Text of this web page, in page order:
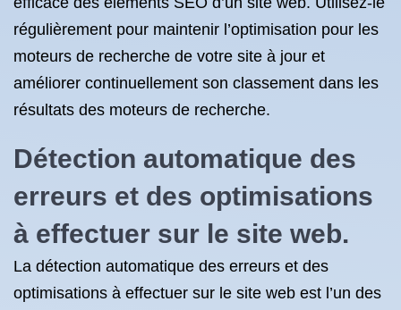
régulièrement pour maintenir l’optimisation pour les
moteurs de recherche de votre site à jour et
améliorer continuellement son classement dans les
résultats des moteurs de recherche.
Détection automatique des
erreurs et des optimisations
à effectuer sur le site web.
La détection automatique des erreurs et des
optimisations à effectuer sur le site web est l’un des